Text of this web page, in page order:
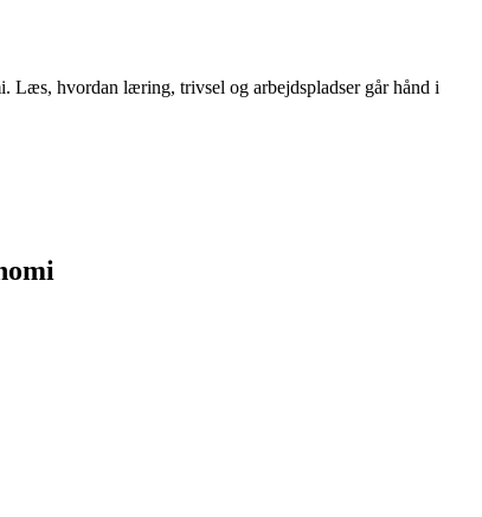
Læs, hvordan læring, trivsel og arbejdspladser går hånd i